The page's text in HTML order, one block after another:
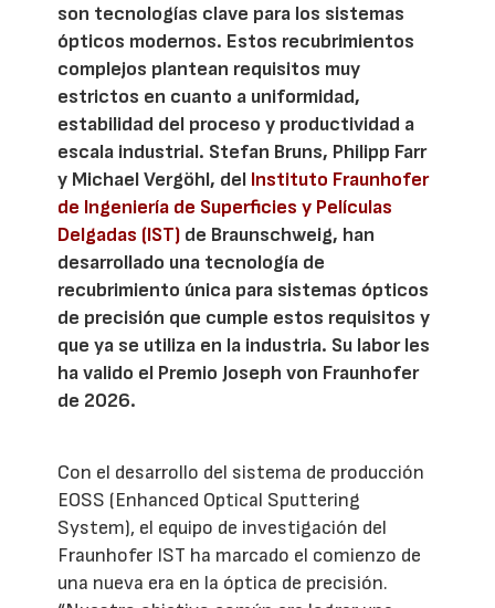
son tecnologías clave para los sistemas
ópticos modernos. Estos recubrimientos
complejos plantean requisitos muy
estrictos en cuanto a uniformidad,
estabilidad del proceso y productividad a
escala industrial. Stefan Bruns, Philipp Farr
y Michael Vergöhl, del Instituto Fraunhofer
de Ingeniería de Superficies y Películas
Delgadas (IST) de Braunschweig, han
desarrollado una tecnología de
recubrimiento única para sistemas ópticos
de precisión que cumple estos requisitos y
que ya se utiliza en la industria. Su labor les
ha valido el Premio Joseph von Fraunhofer
de 2026.
Con el desarrollo del sistema de producción
EOSS (Enhanced Optical Sputtering
System), el equipo de investigación del
Fraunhofer IST ha marcado el comienzo de
una nueva era en la óptica de precisión.